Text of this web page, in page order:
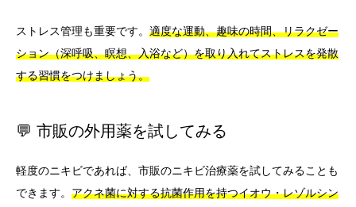
ストレス管理も重要です。 適度な運動、趣味の時間、リラクゼー
ション（深呼吸、瞑想、入浴など）を取り入れてストレスを発散
する習慣をつけましょう。
💬 市販の外用薬を試してみる
軽度のニキビであれば、市販のニキビ治療薬を試してみることも
できます。 アクネ菌に対する抗菌作用を持つイオウ・レゾルシン